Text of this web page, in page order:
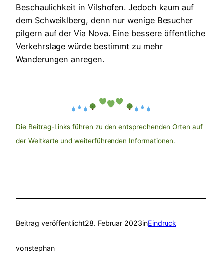
Beschaulichkeit in Vilshofen. Jedoch kaum auf
dem Schweiklberg, denn nur wenige Besucher
pilgern auf der Via Nova. Eine bessere öffentliche
Verkehrslage würde bestimmt zu mehr
Wanderungen anregen.
Die Beitrag-Links führen zu den entsprechenden Orten auf
der Weltkarte und weiterführenden Informationen.
Beitrag veröffentlicht28. Februar 2023inEindruck
vonstephan